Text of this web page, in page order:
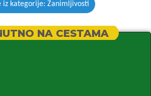
iz kategorije: Zanimljivosti
NA CESTAMA